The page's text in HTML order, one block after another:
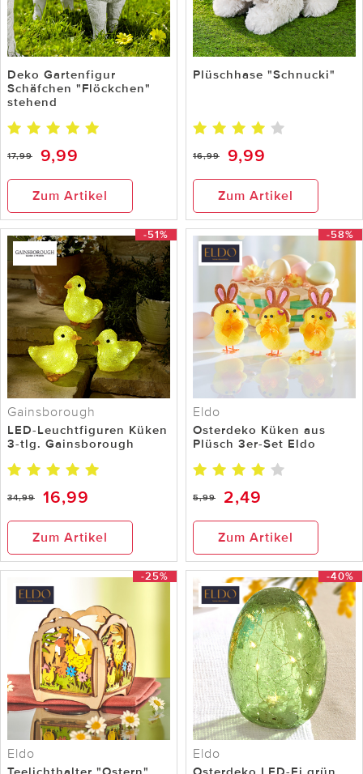
Deko Gartenfigur
Schäfchen "Flöckchen"
stehend
17,99 9,99
Zum Artikel
Plüschhase "Schnucki"
16,99 9,99
Zum Artikel
-51%
Gainsborough
LED-Leuchtfiguren Küken
3-tlg. Gainsborough
34,99 16,99
Zum Artikel
-58%
Eldo
Osterdeko Küken aus
Plüsch 3er-Set Eldo
5,99 2,49
Zum Artikel
-25%
Eldo
-40%
Eldo